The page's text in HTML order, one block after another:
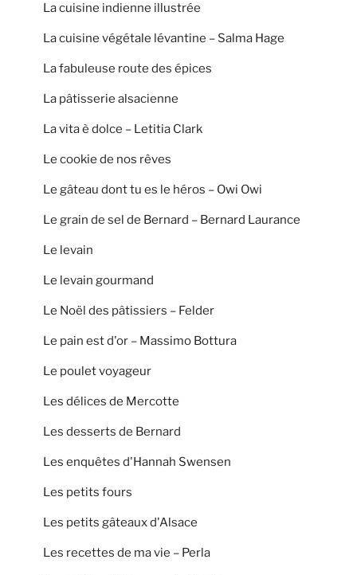
La cuisine indienne illustrée
La cuisine végétale lévantine – Salma Hage
La fabuleuse route des épices
La pâtisserie alsacienne
La vita è dolce – Letitia Clark
Le cookie de nos rêves
Le gâteau dont tu es le héros – Owi Owi
Le grain de sel de Bernard – Bernard Laurance
Le levain
Le levain gourmand
Le Noël des pâtissiers – Felder
Le pain est d'or – Massimo Bottura
Le poulet voyageur
Les délices de Mercotte
Les desserts de Bernard
Les enquêtes d'Hannah Swensen
Les petits fours
Les petits gâteaux d'Alsace
Les recettes de ma vie – Perla